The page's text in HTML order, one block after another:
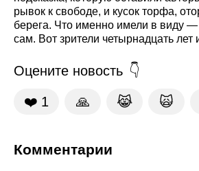
рывок к свободе, и кусок торфа,
берега. Что именно имели в виду
сам. Вот зрители четырнадцать лет
Оцените новость
❤️ 1 🙏 😹 🙀
Комментарии